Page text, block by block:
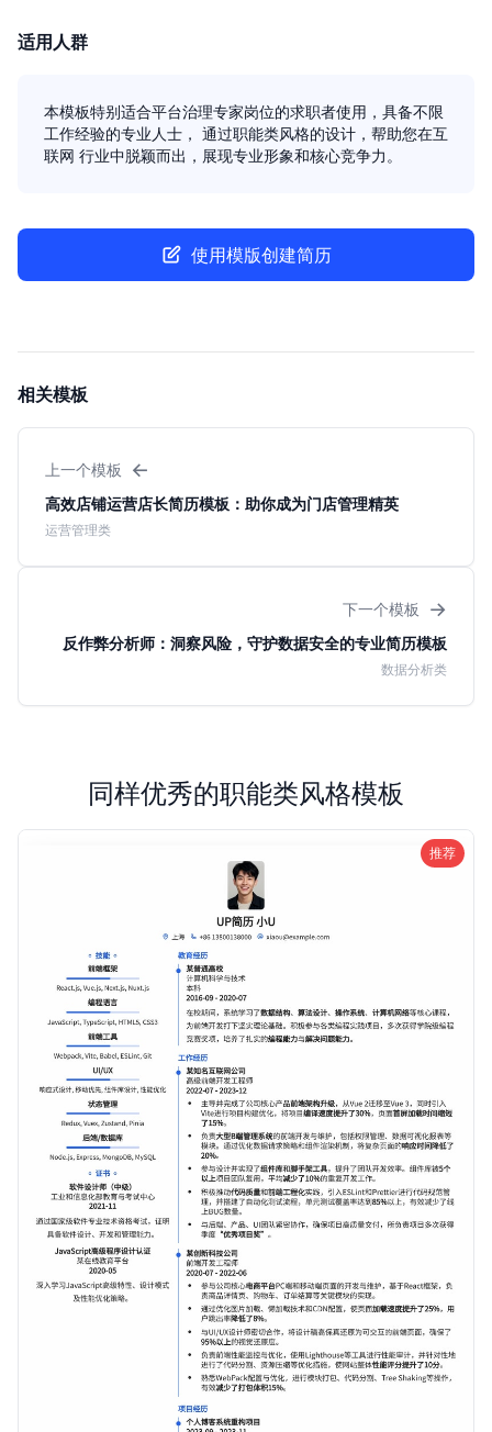
适用人群
本模板特别适合平台治理专家岗位的求职者使用，具备不限
工作经验的专业人士， 通过职能类风格的设计，帮助您在互
联网 行业中脱颖而出，展现专业形象和核心竞争力。
使用模版创建简历
相关模板
上一个模板 ←
高效店铺运营店长简历模板：助你成为门店管理精英
运营管理类
下一个模板 →
反作弊分析师：洞察风险，守护数据安全的专业简历模板
数据分析类
同样优秀的职能类风格模板
推荐